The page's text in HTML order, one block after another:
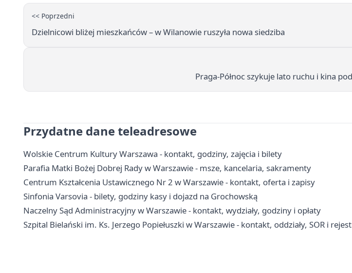
<< Poprzedni
Dzielnicowi bliżej mieszkańców – w Wilanowie ruszyła nowa siedziba
Praga-Północ szykuje lato ruchu i kina
Przydatne dane teleadresowe
Wolskie Centrum Kultury Warszawa - kontakt, godziny, zajęcia i bilety
Parafia Matki Bożej Dobrej Rady w Warszawie - msze, kancelaria, sakramenty
Centrum Kształcenia Ustawicznego Nr 2 w Warszawie - kontakt, oferta i zapisy
Sinfonia Varsovia - bilety, godziny kasy i dojazd na Grochowską
Naczelny Sąd Administracyjny w Warszawie - kontakt, wydziały, godziny i opłaty
Szpital Bielański im. Ks. Jerzego Popiełuszki w Warszawie - kontakt, oddziały, SOR i